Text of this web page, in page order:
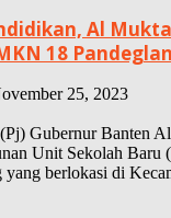
Al
18
25, 2023
Gubernur Banten
Unit Sekolah
yang berlokasi di